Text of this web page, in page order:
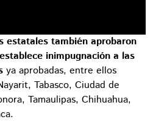
estatales también aprobaron
inimpugnación a las
ya aprobadas, entre ellos
Tabasco, Ciudad de
Tamaulipas, Chihuahua,